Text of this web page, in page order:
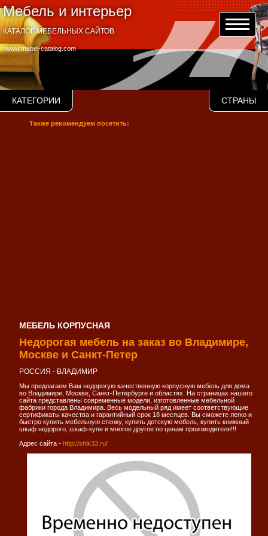
Мебель и интерьер
www.mebel-catalog.com
КАТАЛОГ МЕБЕЛЬНЫХ САЙТОВ
КАТЕГОРИИ СТРАНЫ
Также рекомендуем посетить:
МЕБЕЛЬ КОРПУСНАЯ
Недорогая мебель на заказ во Владимире,
Москве и Санкт-Петер
РОССИЯ - ВЛАДИМИР
Мы предлагаем Вам недорогую качественную корпусную мебель для дома
во Владимире, Москве, Санкт-Петербурге и областях. На страницах нашего
сайта представлены современные модели, изготовленные мебельной
фабрики города Владимира. Весь модельный ряд имеет соответствующие
сертификаты качества и гарантийный срок 18 месяцев. Вы сможете легко и
быстро купить мебельную стенку, купить детскую мебель, купить книжный
шкаф недорого, шкаф-купе и многое другое по ценам производителя!!!
Адрес сайта - http://shik33.ru/